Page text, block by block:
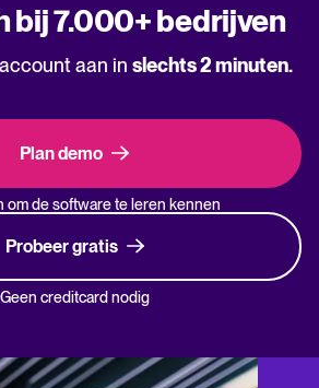
bij 7.000+ bedrijven
aan in slechts 2 minuten.
Plan demo
om de software te leren kennen
Probeer gratis
Geen creditcard nodig